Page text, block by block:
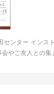
センター インス
やご友人との